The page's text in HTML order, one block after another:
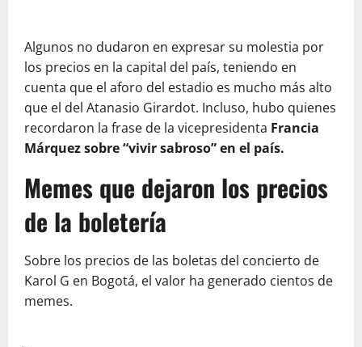
Algunos no dudaron en expresar su molestia por
los precios en la capital del país, teniendo en
cuenta que el aforo del estadio es mucho más alto
que el del Atanasio Girardot. Incluso, hubo quienes
recordaron la frase de la vicepresidenta Francia
Márquez sobre “vivir sabroso” en el país.
Memes que dejaron los precios
de la boletería
Sobre los precios de las boletas del concierto de
Karol G en Bogotá, el valor ha generado cientos de
memes.